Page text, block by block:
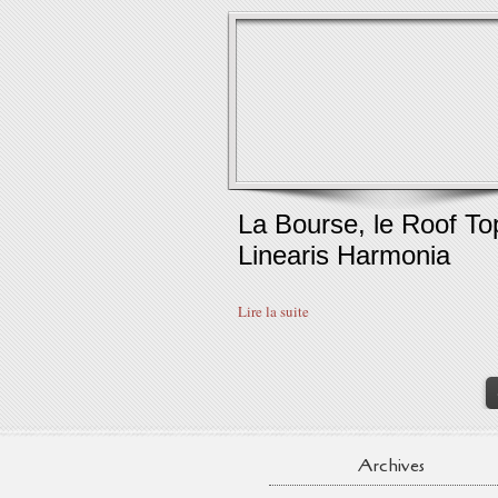
La Bourse, le Roof
Linearis Harmonia
Lire la suite
Archives